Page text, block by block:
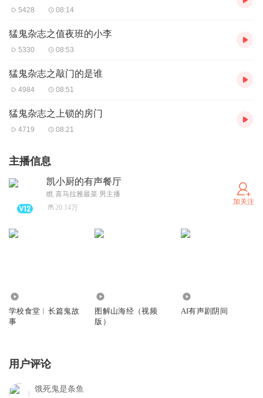
5428 08:14
猛鬼杂志之值夜班的小李
5330 08:53
猛鬼杂志之敲门的是谁
4984 08:51
猛鬼杂志之上锁的房门
4719 08:21
主播信息
凯小厨的有声餐厅
瞧 喜马拉雅最菜 男主播
20.14万
加关注
学校食堂︱长篇鬼故
事
图解山海经（视频
版）
AI有声剧阴间
用户评论
饿死鬼是条鱼